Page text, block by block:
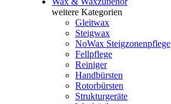
weitere Kategorien
Gleitwax
Steigwax
NoWax Steigzonenpflege
Fellpflege
Reiniger
Handbürsten
Rotorbürsten
Strukturgeräte